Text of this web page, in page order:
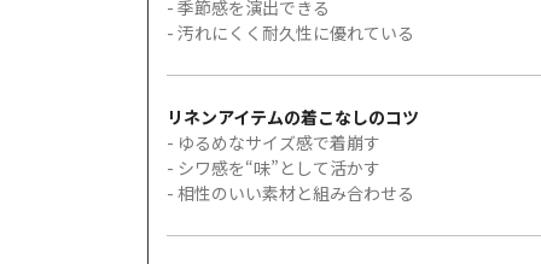
- 季節感を演出できる
- 汚れにくく耐久性に優れている
リネンアイテムの着こなしのコツ
- ゆるめなサイズ感で着崩す
- シワ感を“味”として活かす
- 相性のいい素材と組み合わせる